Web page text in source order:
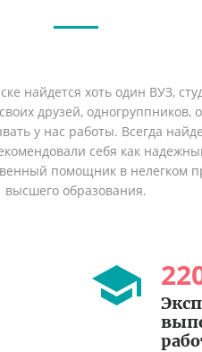
найдется хоть один ВУЗ,
друзей, одногруппников,
у нас работы. Всегда
себя как
помощник в нелегком
высшего образования.